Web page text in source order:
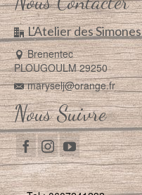
L'Atelier des Simones
Brenentec
PLOUGOULM 29250
maryselj@orange.fr
Nous Suivre